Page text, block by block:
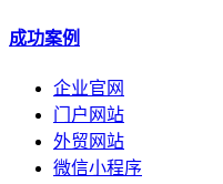
成功案例
企业官网
门户网站
外贸网站
微信小程序